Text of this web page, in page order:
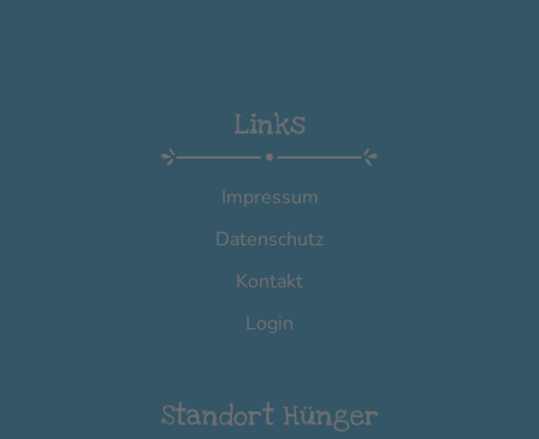
Links
Impressum
Datenschutz
Kontakt
Login
Standort Hünger